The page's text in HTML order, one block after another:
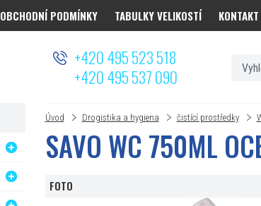
Úvod Drogistika a hygiena čistící prostředky
SAVO WC 750ML
FOTO
OBCHODNÍ PODMÍNKY TABULKY VELIKOSTÍ KONTAKT
+420 495 523 518
+420 495 537 090